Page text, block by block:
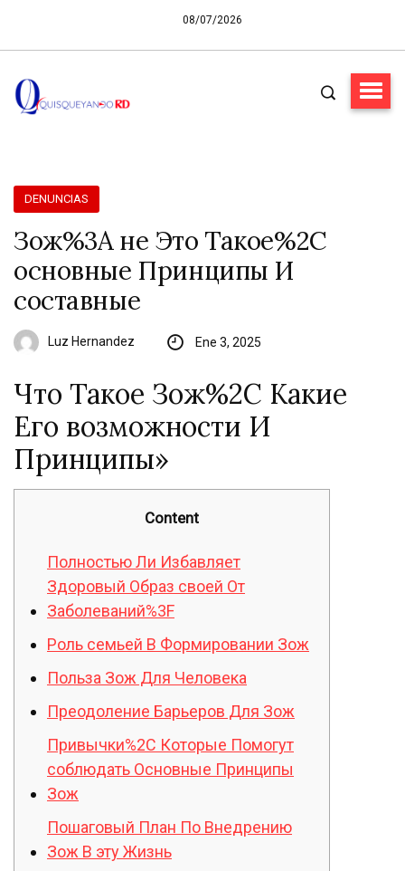
08/07/2026
DENUNCIAS
Зож%3A не Это Такое%2C
основные Принципы И
составные
Luz Hernandez Ene 3, 2025
Что Такое Зож%2C Какие
Его возможности И
Принципы»
Content
Полностью Ли Избавляет
Здоровый Образ своей От
Заболеваний%3F
Роль семьей В Формировании Зож
Польза Зож Для Человека
Преодоление Барьеров Для Зож
Привычки%2C Которые Помогут
соблюдать Основные Принципы
Зож
Пошаговый План По Внедрению
Зож В эту Жизнь